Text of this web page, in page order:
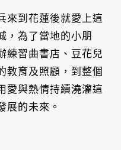
來到花蓮後就愛上這
，為了當地的小朋
練習曲書店、豆花兒
教育及照顧，到整個
愛與熱情持續澆灌這
展的未來。